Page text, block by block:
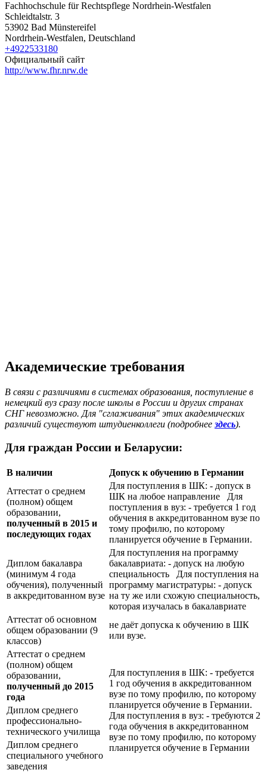
Fachhochschule für Rechtspflege Nordrhein-Westfalen
Schleidtalstr. 3
53902 Bad Münstereifel
Nordrhein-Westfalen, Deutschland
+4922533180
Официальный сайт
http://www.fhr.nrw.de
Академические требования
В связи с различиями в системах образования, поступление в
немецкий вуз сразу после школы в России и других странах
СНГ невозможно. Для "сглаживания" этих академических
различий существуют штудиенколлеги (подробнее здесь).
Для граждан России и Беларусии:
В наличии
Допуск к обучению в Германии
Аттестат о среднем
(полном) общем
образовании,
полученный в 2015 и
последующих годах
Для поступления в ШК: - допуск в
ШК на любое направление Для
поступления в вуз: - требуется 1 год
обучения в аккредитованном вузе по
тому профилю, по которому
планируется обучение в Германии.
Диплом бакалавра
(минимум 4 года
обучения), полученный
в аккредитованном вузе
Для поступления на программу
бакалавриата: - допуск на любую
специальность Для поступления на
программу магистратуры: - допуск
на ту же или схожую специальность,
которая изучалась в бакалавриате
Аттестат об основном
общем образовании (9
классов)
не даёт допуска к обучению в ШК
или вузе.
Аттестат о среднем
(полном) общем
образовании,
полученный до 2015
года
Для поступления в ШК: - требуется
1 год обучения в аккредитованном
вузе по тому профилю, по которому
планируется обучение в Германии.
Для поступления в вуз: - требуются 2
года обучения в аккредитованном
вузе по тому профилю, по которому
планируется обучение в Германии
Диплом среднего
профессионально-
технического училища
Диплом среднего
специального учебного
заведения